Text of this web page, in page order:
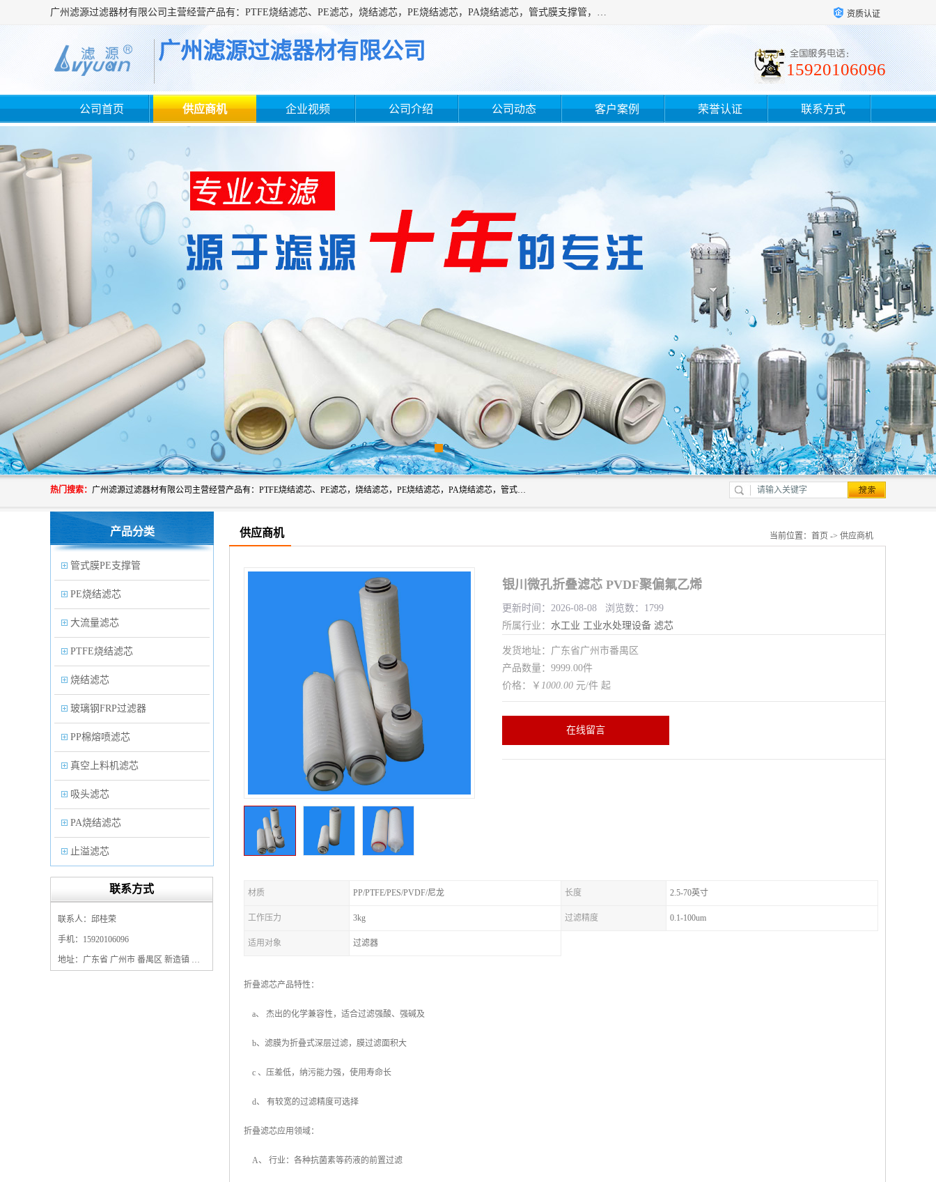
广州滤源过滤器材有限公司主营经营产品有：PTFE烧结滤芯、PE滤芯，烧结滤芯，PE烧结滤芯，PA烧结滤芯，管式膜支撑管，真空上料机滤芯，粉末烧结滤芯，止溢滤芯，吸头滤芯，湿化瓶滤芯、不锈钢烧结滤芯等。公司现拥有一批精干的管理人员和一支高素质的技术队伍，舒适优雅的办公环境和拥有全新现代化标准厂房。 资质认证
广州滤源过滤器材有限公司
15920106096
公司首页 供应商机 企业视频 公司介绍 公司动态 客户案例 荣誉认证 联系方式
热门搜索： 广州滤源过滤器材有限公司主营经营产品有：PTFE烧结滤芯、PE滤芯，烧结滤芯，PE烧结滤芯，PA烧结滤芯，管式膜支撑管，真空上料机滤芯，粉末烧结滤芯，止溢滤芯，吸头滤芯，湿化瓶滤芯、不锈钢烧结滤芯等。公司现拥有一批精干的管理人员和一支高素质的技术队伍，舒适优雅的办公环境和拥有全新现代化标准厂房。
产品分类
管式膜PE支撑管
PE烧结滤芯
大流量滤芯
PTFE烧结滤芯
烧结滤芯
玻璃钢FRP过滤器
PP棉熔喷滤芯
真空上料机滤芯
吸头滤芯
PA烧结滤芯
止溢滤芯
PP塑料过滤器
保安过滤器滤芯
联系方式
联系人：邱桂荣
手机：15920106096
地址：广东省 广州市 番禺区 新造镇 新造镇石角咀街4号三楼之一
供应商机 当前位置： 首页 -> 供应商机
银川微孔折叠滤芯 PVDF聚偏氟乙烯
更新时间：2026-08-08 浏览数：1799
所属行业： 水工业 工业水处理设备 滤芯
发货地址：广东省广州市番禺区
产品数量：9999.00件
价格：￥ 1000.00 元/件 起
在线留言
材质 PP/PTFE/PES/PVDF/尼龙 长度 2.5-70英寸
工作压力 3kg 过滤精度 0.1-100um
适用对象 过滤器
折叠滤芯产品特性：
a、 杰出的化学兼容性，适合过滤强酸、强碱及
b、滤膜为折叠式深层过滤，膜过滤面积大
c 、压差低，纳污能力强，使用寿命长
d、 有较宽的过滤精度可选择
折叠滤芯应用领域：
A、 行业：各种抗菌素等药液的前置过滤